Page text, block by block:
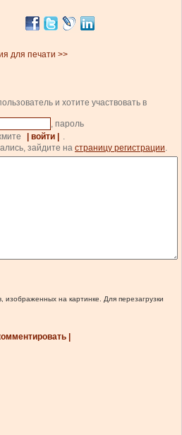
для печати >>
и хотите участвовать в
, пароль
| войти |
.
зайдите на страницу регистрации.
изображенных на картинке. Для перезагрузки
|